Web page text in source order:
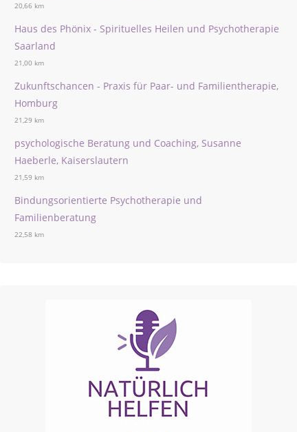
20,66 km
Haus des Phönix - Spirituelles Heilen und Psychotherapie
Saarland
21,00 km
Zukunftschancen - Praxis für Paar- und Familientherapie,
Homburg
21,29 km
psychologische Beratung und Coaching, Susanne
Haeberle, Kaiserslautern
21,59 km
Bindungsorientierte Psychotherapie und
Familienberatung
22,58 km